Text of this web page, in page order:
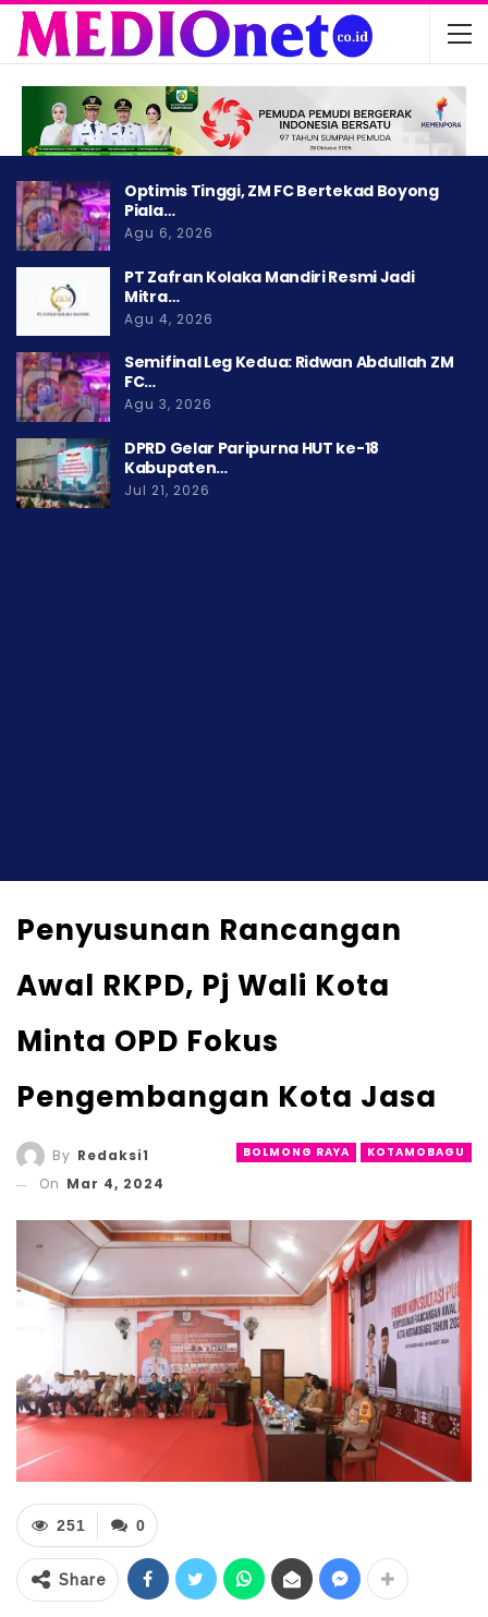
Optimis Tinggi, ZM FC Bertekad Boyong
Piala…
Agu 6, 2026
PT Zafran Kolaka Mandiri Resmi Jadi
Mitra…
Agu 4, 2026
Semifinal Leg Kedua: Ridwan Abdullah ZM
FC…
Agu 3, 2026
DPRD Gelar Paripurna HUT ke-18
Kabupaten…
Jul 21, 2026
Penyusunan Rancangan
Awal RKPD, Pj Wali Kota
Minta OPD Fokus
Pengembangan Kota Jasa
BOLMONG RAYA KOTAMOBAGU
By Redaksi1
On Mar 4, 2024
0
251
Share